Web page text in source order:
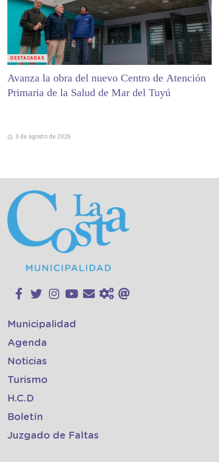
Avanza la obra del nuevo Centro de Atención
Primaria de la Salud de Mar del Tuyú
3 de agosto de 2026
DESTACADAS
Municipalidad
Agenda
Noticias
Turismo
H.C.D
Boletín
Juzgado de Faltas